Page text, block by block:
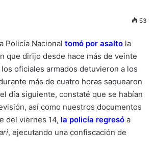
53
Policía Nacional tomó por asalto la
que dirijo desde hace más de veinte
oficiales armados detuvieron a los
más de cuatro horas saquearon
día siguiente, constaté que se habían
así como nuestros documentos
del viernes 14, la policía regresó a
, ejecutando una confiscación de